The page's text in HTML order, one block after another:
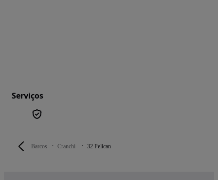
Barcos Cranchi 32 Pelican
Serviços